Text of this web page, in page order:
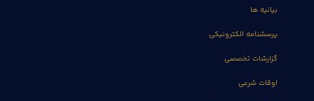
بیانیه ها
پرسشنامه الکترونیکی
گزارشات تخصصی
اوقات شرعی